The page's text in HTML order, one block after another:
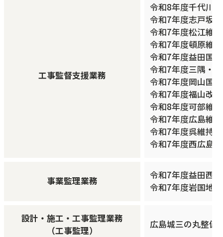
工事監督支援業務
令和8年度千代川
令和7年度志戸坂
令和7年度松江維
令和7年度頓原維
令和7年度益田国
令和7年度三隅・
令和7年度岡山国
令和7年度福山改
令和8年度可部維
令和7年度広島維
令和7年度呉維持
令和7年度西広島
事業監理業務
令和7年度益田西
令和7年度岩国地
設計・施工・工事監理業務
（工事監理）
広島城三の丸整備